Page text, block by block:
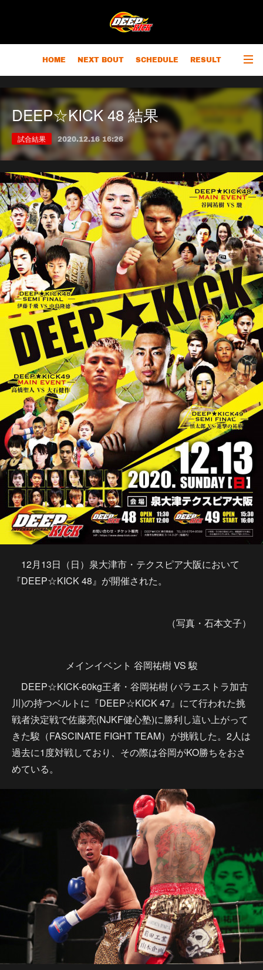
HOME NEXT BOUT SCHEDULE RESULT
RANKING CHAMPIONS OUTLINE
DEEP☆KICK 48 結果
試合結果 2020.12.16 16:26
12月13日（日）泉大津市・テクスピア大阪において
『DEEP☆KICK 48』が開催された。
（写真・石本文子）
メインイベント 谷岡祐樹 VS 駿
DEEP☆KICK-60kg王者・谷岡祐樹 (パラエストラ加古
川)の持つベルトに『DEEP☆KICK 47』にて行われた挑
戦者決定戦で佐藤亮(NJKF健心塾)に勝利し這い上がって
きた駿（FASCINATE FIGHT TEAM）が挑戦した。2人は
過去に1度対戦しており、その際は谷岡がKO勝ちをおさ
めている。